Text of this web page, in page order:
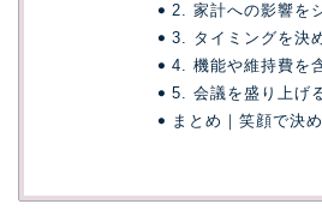
2. 家計への影響を
3. タイミングを決
4. 機能や維持費を
5. 会議を盛り上げ
まとめ｜笑顔で決